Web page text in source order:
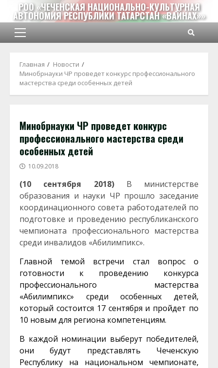
Перейти
содержимому
РОО «ЧЕЧЕНСКАЯ НАЦИОНАЛЬНО-КУЛЬТУРНАЯ
АВТОНОМИЯ РЕСПУБЛИКИ ТАТАРСТАН «ВАЙНАХ»»
Основное
Главная
Новости
Минобрнауки ЧР проведет конкурс профессионального
мастерства среди особенных детей
Минобрнауки ЧР проведет конкурс
профессионального мастерства среди
особенных детей
10.09.2018
(10 сентября 2018) В министерстве
образования и науки ЧР прошло заседание
координационного совета работодателей по
подготовке и проведению республиканского
чемпионата профессионального мастерства
среди инвалидов «Абилимпикс».
Главной темой встречи стал вопрос о
готовности к проведению конкурса
профессионального мастерства
«Абилимпикс» среди особенных детей,
который состоится 17 сентября и пройдет по
10 новым для региона компетенциям.
В каждой номинации выберут победителей,
они будут представлять Чеченскую
Республику на национальном чемпионате,